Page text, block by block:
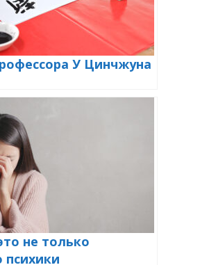
У Цинчжуна
не только
психики